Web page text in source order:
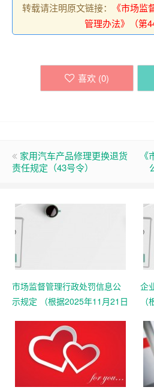
转载请注明原文链接：
《市场
管理办法》（第
喜欢 (0)
家用汽车产品修理更换退货
责任规定（43号令）
市场监督管理行政处罚信息公
示规定 （根据2025年11月21日
号第二次修正）
企
次